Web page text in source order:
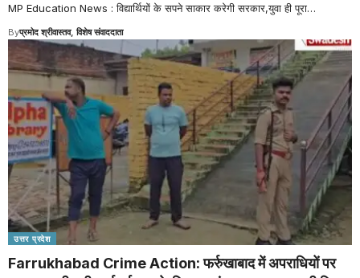
MP Education News : विद्यार्थियों के सपने साकार करेगी सरकार,युवा ही पूरा…
Byप्रमोद श्रीवास्तव, विशेष संवाददाता
उत्तर प्रदेश
Farrukhabad Crime Action: फर्रुखाबाद में अपराधियों पर